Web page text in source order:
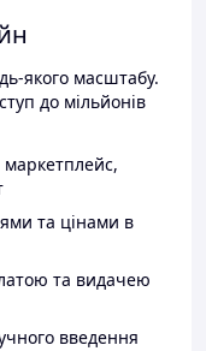
якого масштабу.
до мільйонів
та цінами в
та видачею
введення